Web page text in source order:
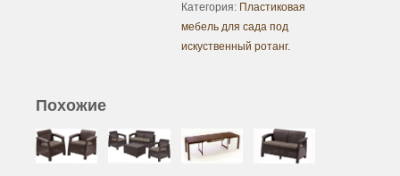
Категория: Пластиковая
мебель для сада под
искуственный ротанг.
Похожие